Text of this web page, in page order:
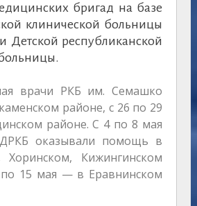
бригад на базе
клинической больницы
Детской республиканской
врачи РКБ им. Семашко
районе, с 26 по 29
районе. С 4 по 8 мая
ДРКБ оказывали помощь в
Хоринском, Кижингинском
по 15 мая — в Еравнинском